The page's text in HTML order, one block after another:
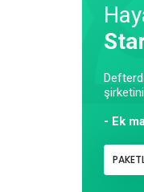
- Ek